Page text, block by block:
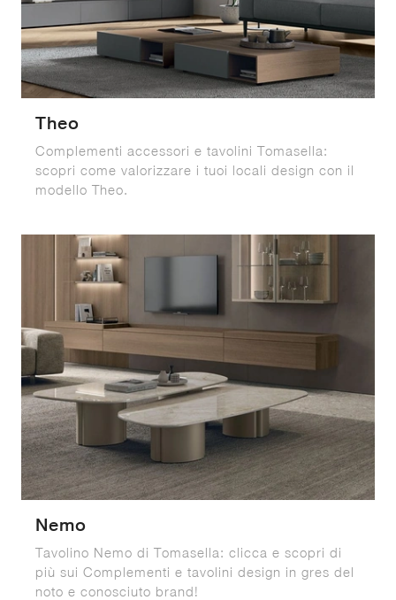
Theo
Complementi accessori e tavolini Tomasella:
scopri come valorizzare i tuoi locali design con il
modello Theo.
Nemo
Tavolino Nemo di Tomasella: clicca e scopri di
più sui Complementi e tavolini design in gres del
noto e conosciuto brand!